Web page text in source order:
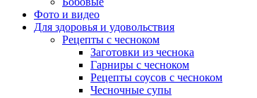
Фото и видео
Для здоровья и удовольствия
Рецепты с чесноком
Заготовки из чеснока
Гарниры с чесноком
Рецепты соусов с чесноком
Чесночные супы